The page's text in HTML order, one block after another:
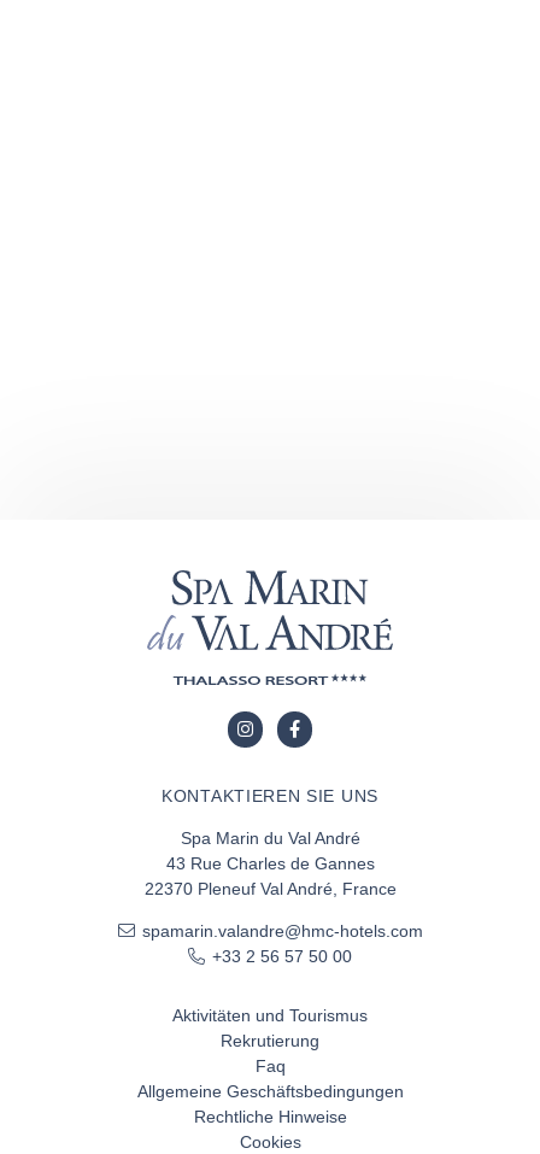
KONTAKTIEREN SIE UNS
Spa Marin du Val André
43 Rue Charles de Gannes
22370 Pleneuf Val André, France
spamarin.valandre@hmc-hotels.com
+33 2 56 57 50 00
Aktivitäten und Tourismus
Rekrutierung
Faq
Allgemeine Geschäftsbedingungen
Rechtliche Hinweise
Cookies